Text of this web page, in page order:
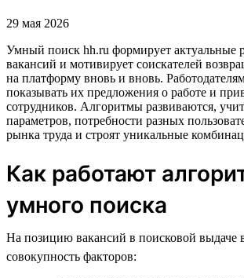
29 мая 2026
Умный поиск hh.ru формирует актуальные
вакансий и мотивирует соискателей
на платформу вновь и вновь.
показывать их предложения о работе и
сотрудников. Алгоритмы развиваются,
параметров, потребности разных
рынка труда и строят уникальные
Как работают
умного поиска
На позицию вакансий в поисковой выдаче
совокупность факторов: